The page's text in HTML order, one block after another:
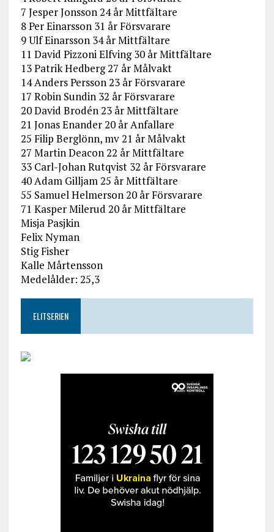
7 Jesper Jonsson 24 år Mittfältare
8 Per Einarsson 31 år Försvarare
9 Ulf Einarsson 34 år Mittfältare
11 David Pizzoni Elfving 30 år Mittfältare
13 Patrik Hedberg 27 år Målvakt
14 Anders Persson 23 år Försvarare
17 Robin Sundin 32 år Försvarare
20 David Brodén 23 år Mittfältare
21 Jonas Enander 20 år Anfallare
25 Filip Berglönn, mv 21 år Målvakt
27 Martin Deacon 22 år Mittfältare
33 Carl-Johan Rutqvist 32 år Försvarare
40 Adam Gilljam 25 år Mittfältare
55 Samuel Helmerson 20 år Försvarare
71 Kasper Milerud 20 år Mittfältare
Misja Pasjkin
Felix Nyman
Stig Fisher
Kalle Mårtensson
Medelålder: 25,3
ELITSERIEN